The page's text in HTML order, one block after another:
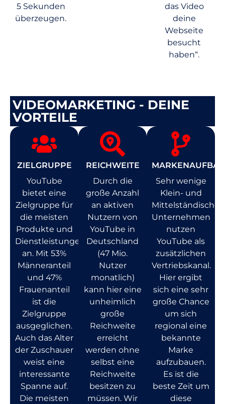
5 Sekunden
überzeugen.
das Video
deine
Webseite
besucht
haben“.
VIDEOMARKETING - DEINE
VORTEILE
ZIELGRUPPE
YouTube
bietet eine
Zielgruppe für
die meisten
Produkte und
Dienstleistungen
an. Mit 53%
Männeranteil
und 47%
Frauenanteil
ist die
Zielgruppe
ausgeglichen.
Auch das Alter
der Zuschauer
weist eine
interessante
Spanne auf.
Die meisten
REICHWEITE
Durch die
große Anzahl
an aktiven
Nutzern von
YouTube in
Deutschland
(47 Mio.
Nutzer
monatlich)
kann hier eine
unheimlich
große
Reichweite
erreicht
werden ohne
selbst eine
Reichweite
besitzen zu
müssen. Wir
MARKENAUFBAU
Sehr wenige
Klein- und
Mittelständische
Unternehmen
nutzen
YouTube als
zusätzlichen
Vertriebskanal.
Hier ergibt
sich eine sehr
große Chance
um sich
regional eine
bekannte
Marke
aufzubauen.
Es ist die
beste Zeit um
diese